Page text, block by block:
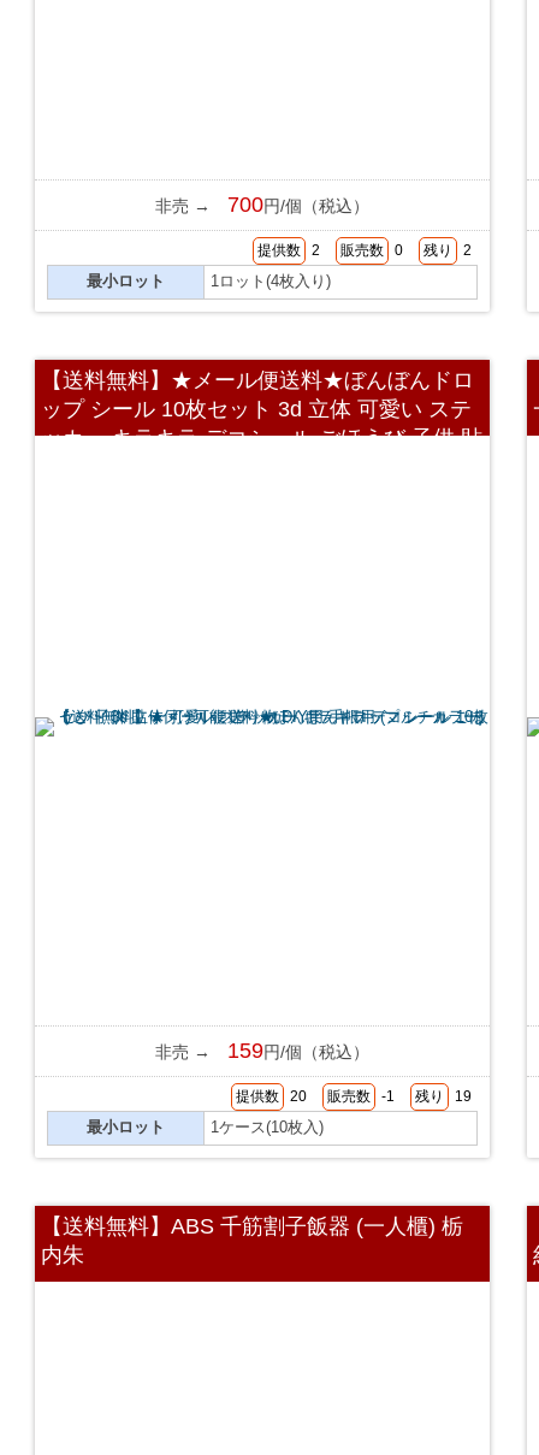
非売 → 700円/個（税込）
提供数 2 販売数 0 残り 2
最小ロット 1ロット(4枚入り)
【送料無料】★メール便送料★ぼんぼんドロ
ップ シール 10枚セット 3d 立体 可愛い ステ
ッカー キラキラ デコシール ごほうび 子供 貼
非売 → 159円/個（税込）
提供数 20 販売数 -1 残り 19
最小ロット 1ケース(10枚入)
【送料無料】ABS 千筋割子飯器 (一人櫃) 栃
内朱